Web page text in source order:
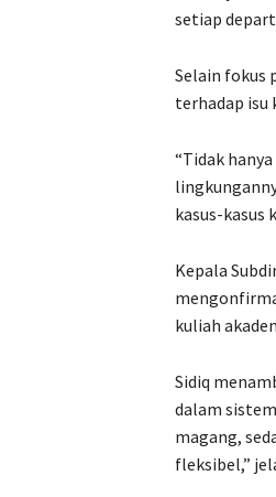
setiap
Selain fokus
terhadap isu
“Tidak
kasus-kasus
Kepala
kuliah
Sidiq
dalam
magang,
fleksibel,”